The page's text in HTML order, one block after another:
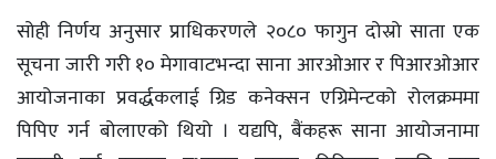
सोही निर्णय अनुसार प्राधिकरणले २०८० फागुन दोस्रो साता एक
सूचना जारी गरी १० मेगावाटभन्दा साना आरओआर र पिआरओआर
आयोजनाका प्रवर्द्धकलाई ग्रिड कनेक्सन एग्रिमेन्टको रोलक्रममा
पिपिए गर्न बोलाएको थियो । यद्यपि, बैंकहरू साना आयोजनामा